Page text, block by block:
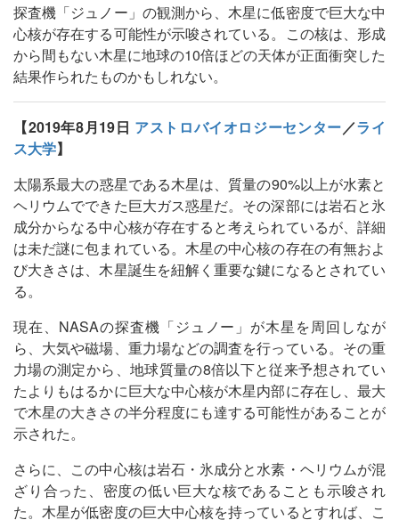
探査機「ジュノー」の観測から、木星に低密度で巨大な中
心核が存在する可能性が示唆されている。この核は、形成
から間もない木星に地球の10倍ほどの天体が正面衝突した
結果作られたものかもしれない。
【2019年8月19日 アストロバイオロジーセンター／ライ
ス大学】
太陽系最大の惑星である木星は、質量の90%以上が水素と
ヘリウムでできた巨大ガス惑星だ。その深部には岩石と氷
成分からなる中心核が存在すると考えられているが、詳細
は未だ謎に包まれている。木星の中心核の存在の有無およ
び大きさは、木星誕生を紐解く重要な鍵になるとされてい
る。
現在、NASAの探査機「ジュノー」が木星を周回しなが
ら、大気や磁場、重力場などの調査を行っている。その重
力場の測定から、地球質量の8倍以下と従来予想されてい
たよりもはるかに巨大な中心核が木星内部に存在し、最大
で木星の大きさの半分程度にも達する可能性があることが
示された。
さらに、この中心核は岩石・氷成分と水素・ヘリウムが混
ざり合った、密度の低い巨大な核であることも示唆され
た。木星が低密度の巨大中心核を持っているとすれば、こ